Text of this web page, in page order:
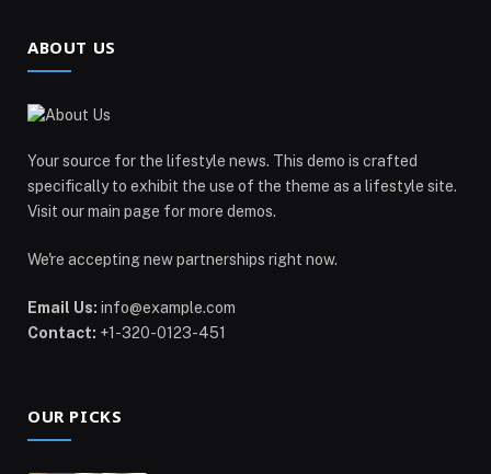
ABOUT US
Your source for the lifestyle news. This demo is crafted
specifically to exhibit the use of the theme as a lifestyle site.
Visit our main page for more demos.
We're accepting new partnerships right now.
Email Us: info@example.com
Contact: +1-320-0123-451
OUR PICKS